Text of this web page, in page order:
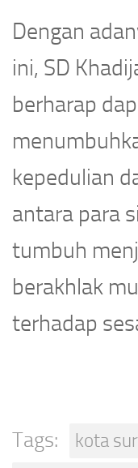
Dengan
ini, SD
berharap
kepedulian
antara para
tumbuh
berakhlak
terhadap
Tags: kota